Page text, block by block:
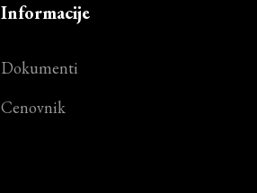
Informacije
Dokumenti
Cenovnik